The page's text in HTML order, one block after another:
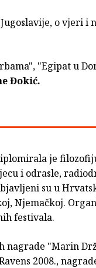
o vjeri i
"Egipat u
Đokić.
je
i odrasle,
su u
Njemačkoj.
festivala.
nagrade "Marin
2008.,